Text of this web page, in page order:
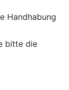
Handhabung
bitte die